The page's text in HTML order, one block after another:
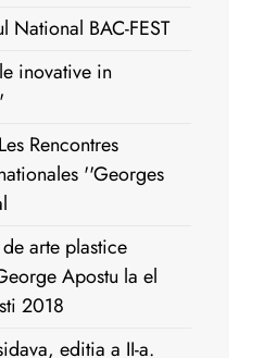
National BAC-FEST
inovative in
Rencontres
''Georges
arte plastice
Apostu la el
2018
editia a II-a.